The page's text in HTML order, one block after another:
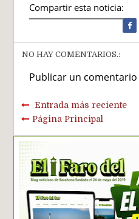
Compartir esta noticia:
NO HAY COMENTARIOS.:
Publicar un comentario
Entrada más reciente
Página Principal